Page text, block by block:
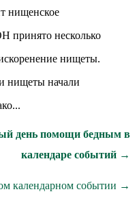
нищенское
принято несколько
нищеты.
нищеты начали
день помощи бедным в
календаре событий →
календарном событии →